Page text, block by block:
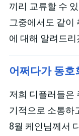
끼리 교류할 수
그중에서도 같이
에 대해 알려드
어쩌다가 동호
저희 디플러들은
기적으로 소통하
8월 케인님께서